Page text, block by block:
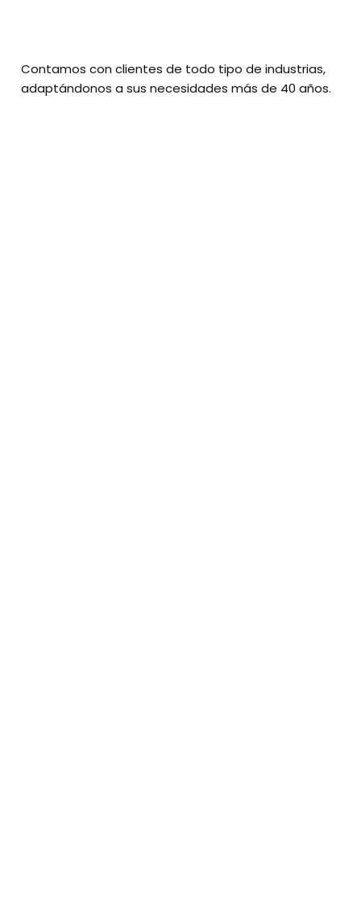
Contamos con clientes de todo tipo de industrias,
adaptándonos a sus necesidades más de 40 años.